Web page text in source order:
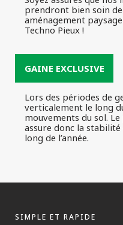
prendront bien soin
aménagement
Techno Pieux !
GAINE EXCLUSIVE
Lors des périodes de
verticalement le long
mouvements du sol.
assure donc la
long de l’année.
SIMPLE ET RAPIDE